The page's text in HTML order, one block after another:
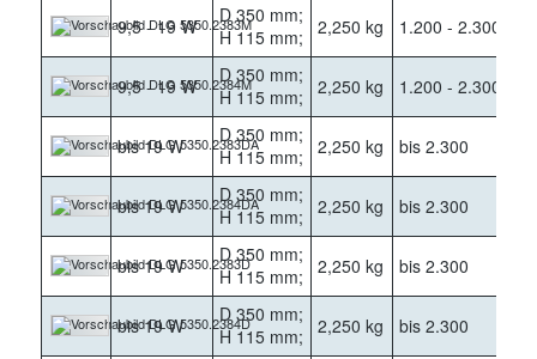
9,5 - 19 W
D 350 mm;
H 115 mm;
2,250 kg 1.200 - 2.300
9,5 - 19 W
D 350 mm;
H 115 mm;
2,250 kg 1.200 - 2.300
bis 19 W
D 350 mm;
H 115 mm;
2,250 kg bis 2.300
bis 19 W
D 350 mm;
H 115 mm;
2,250 kg bis 2.300
bis 19 W
D 350 mm;
H 115 mm;
2,250 kg bis 2.300
bis 19 W
D 350 mm;
H 115 mm;
2,250 kg bis 2.300